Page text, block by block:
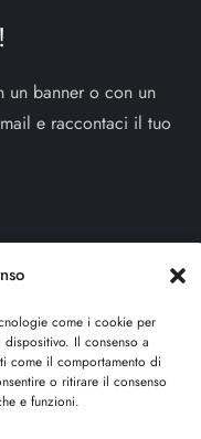
come i cookie per
Il consenso a
come il comportamento di
o ritirare il consenso
e funzioni.
un banner o con un
e raccontaci il tuo
P.iva: